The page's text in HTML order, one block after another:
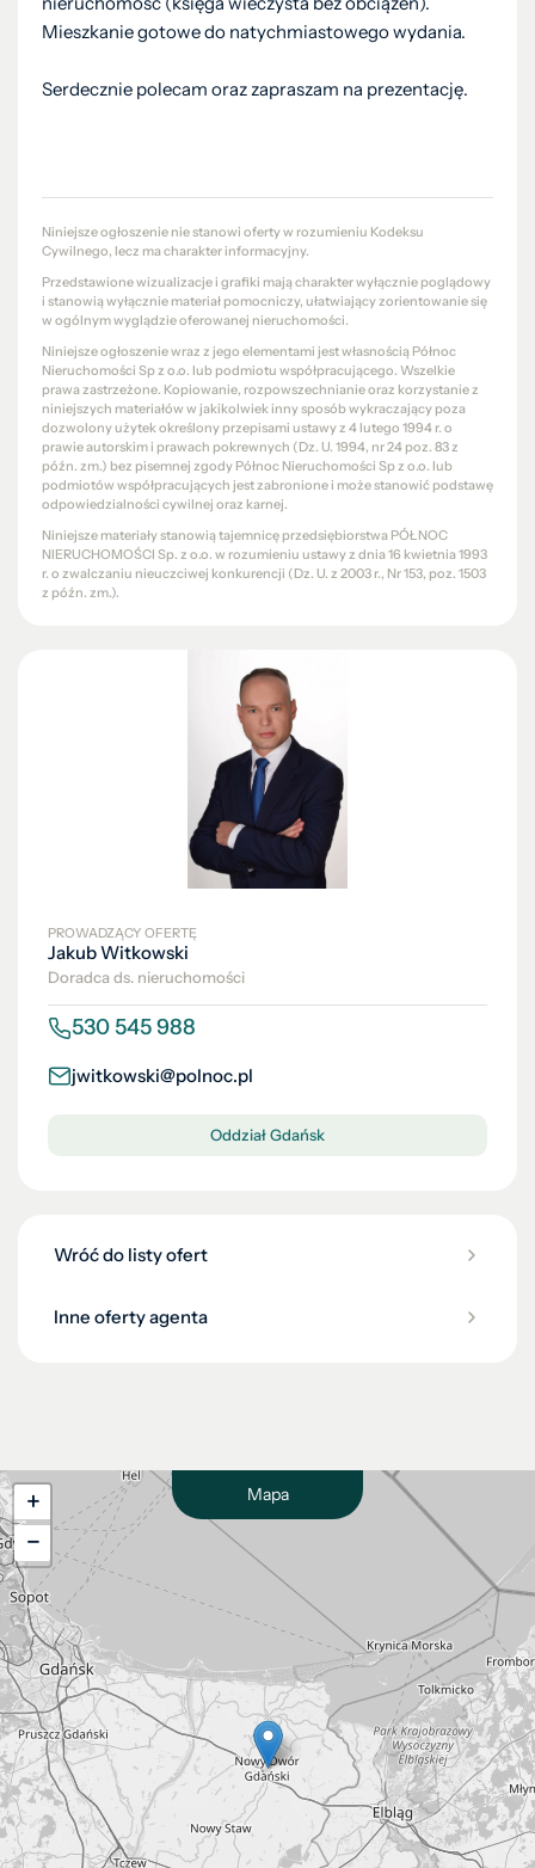
Mieszkanie gotowe do natychmiastowego wydania.
Serdecznie polecam oraz zapraszam na prezentację.
Niniejsze ogłoszenie nie stanowi oferty w rozumieniu Kodeksu
Cywilnego, lecz ma charakter informacyjny.
Przedstawione wizualizacje i grafiki mają charakter wyłącznie poglądowy
i stanowią wyłącznie materiał pomocniczy, ułatwiający zorientowanie się
w ogólnym wyglądzie oferowanej nieruchomości.
Niniejsze ogłoszenie wraz z jego elementami jest własnością Północ
Nieruchomości Sp z o.o. lub podmiotu współpracującego. Wszelkie
prawa zastrzeżone. Kopiowanie, rozpowszechnianie oraz korzystanie z
niniejszych materiałów w jakikolwiek inny sposób wykraczający poza
dozwolony użytek określony przepisami ustawy z 4 lutego 1994 r. o
prawie autorskim i prawach pokrewnych (Dz. U. 1994, nr 24 poz. 83 z
późn. zm.) bez pisemnej zgody Północ Nieruchomości Sp z o.o. lub
podmiotów współpracujących jest zabronione i może stanowić podstawę
odpowiedzialności cywilnej oraz karnej.
Niniejsze materiały stanowią tajemnicę przedsiębiorstwa PÓŁNOC
NIERUCHOMOŚCI Sp. z o.o. w rozumieniu ustawy z dnia 16 kwietnia 1993
r. o zwalczaniu nieuczciwej konkurencji (Dz. U. z 2003 r., Nr 153, poz. 1503
z późn. zm.).
PROWADZĄCY OFERTĘ
Jakub Witkowski
Doradca ds. nieruchomości
530 545 988
jwitkowski@polnoc.pl
Oddział Gdańsk
Wróć do listy ofert
Inne oferty agenta
Mapa
+
−